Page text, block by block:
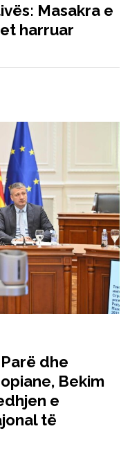
Masakra e
harruar
dhe
Bekim
e
të